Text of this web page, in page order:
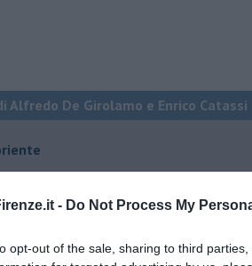
- Do Not Process My
opt-out of the sale, sharing to third
Alfredo De Girolamo e Enrico Catassi
il 7 ottobre 2023